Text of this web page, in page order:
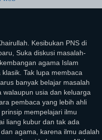
Kesibukan PNS di
Suka diskusi masalah-
agama Islam
Tak lupa membaca
banyak belajar masalah
walaupun usia dan keluarga
pembaca yang lebih ahli
mempelajari ilmu
liang kubur dan tak ada
agama, karena ilmu adalah